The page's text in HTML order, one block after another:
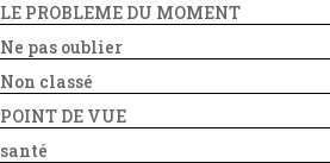
LE PROBLEME DU MOMENT
Ne pas oublier
Non classé
POINT DE VUE
santé